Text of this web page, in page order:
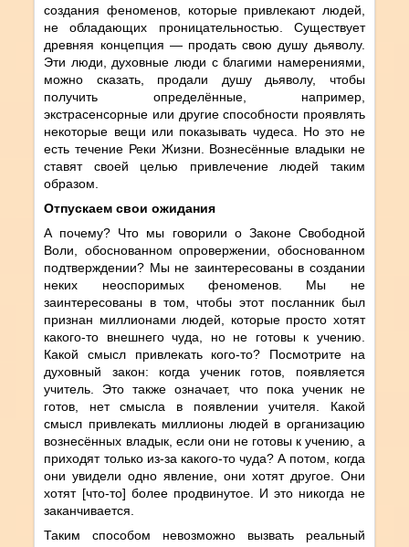
создания феноменов, которые привлекают людей,
не обладающих проницательностью. Существует
древняя концепция — продать свою душу дьяволу.
Эти люди, духовные люди с благими намерениями,
можно сказать, продали душу дьяволу, чтобы
получить определённые, например,
экстрасенсорные или другие способности проявлять
некоторые вещи или показывать чудеса. Но это не
есть течение Реки Жизни. Вознесённые владыки не
ставят своей целью привлечение людей таким
образом.
Отпускаем свои ожидания
А почему? Что мы говорили о Законе Свободной
Воли, обоснованном опровержении, обоснованном
подтверждении? Мы не заинтересованы в создании
неких неоспоримых феноменов. Мы не
заинтересованы в том, чтобы этот посланник был
признан миллионами людей, которые просто хотят
какого-то внешнего чуда, но не готовы к учению.
Какой смысл привлекать кого-то? Посмотрите на
духовный закон: когда ученик готов, появляется
учитель. Это также означает, что пока ученик не
готов, нет смысла в появлении учителя. Какой
смысл привлекать миллионы людей в организацию
вознесённых владык, если они не готовы к учению, а
приходят только из-за какого-то чуда? А потом, когда
они увидели одно явление, они хотят другое. Они
хотят [что-то] более продвинутое. И это никогда не
заканчивается.
Таким способом невозможно вызвать реальный